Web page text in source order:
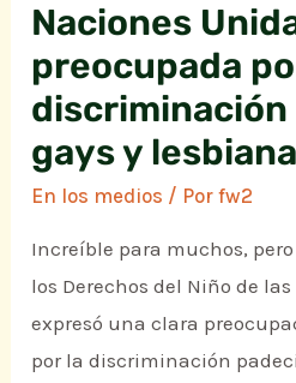
Naciones
preocupada
discriminación
gays y
En los medios / Porfw2
Increíble para muchos,
los Derechos del Niño de
expresó una clara
por la discriminación